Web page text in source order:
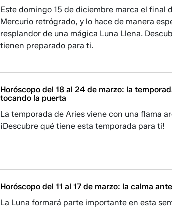
Este domingo 15 de diciembre marca el final
Mercurio retrógrado, y lo hace de manera
resplandor de una mágica Luna Llena.
tienen preparado para ti.
Horóscopo del 18 al 24 de marzo: la
tocando la puerta
La temporada de Aries viene con una flama
¡Descubre qué tiene esta temporada para ti!
Horóscopo del 11 al 17 de marzo: la calma
La Luna formará parte importante en esta